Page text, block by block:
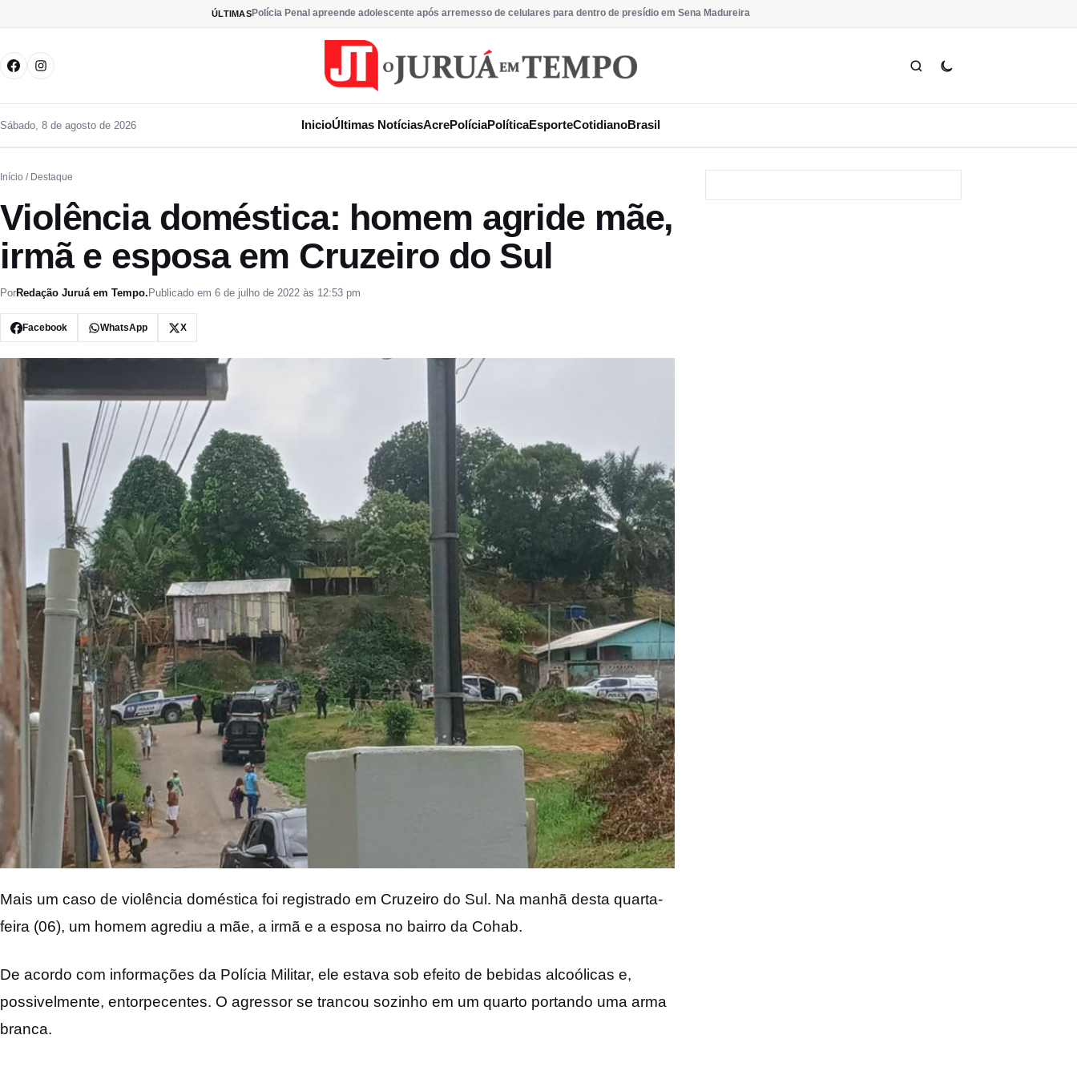
ÚLTIMASPolícia Penal apreende adolescente após arremesso de celulares para dentro de presídio em Sena Madureira
Sábado, 8 de agosto de 2026 InicioÚltimas NotíciasAcrePolíciaPolíticaEsporteCotidianoBrasil
Início / Destaque
Violência doméstica: homem agride mãe,
irmã e esposa em Cruzeiro do Sul
PorRedação Juruá em Tempo. Publicado em 6 de julho de 2022 às 12:53 pm
Facebook WhatsApp X
Mais um caso de violência doméstica foi registrado em Cruzeiro do Sul. Na manhã desta quarta-
feira (06), um homem agrediu a mãe, a irmã e a esposa no bairro da Cohab.
De acordo com informações da Polícia Militar, ele estava sob efeito de bebidas alcoólicas e,
possivelmente, entorpecentes. O agressor se trancou sozinho em um quarto portando uma arma
branca.